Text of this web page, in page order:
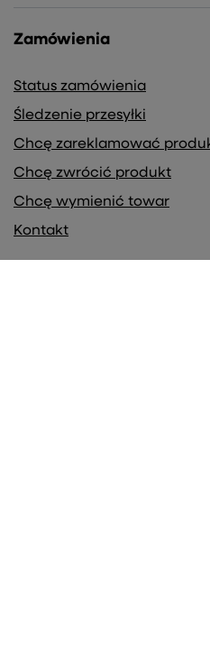
Zamówienia
Status zamówienia
Śledzenie przesyłki
Chcę zareklamować
Chcę zwrócić produkt
Chcę wymienić towar
Kontakt